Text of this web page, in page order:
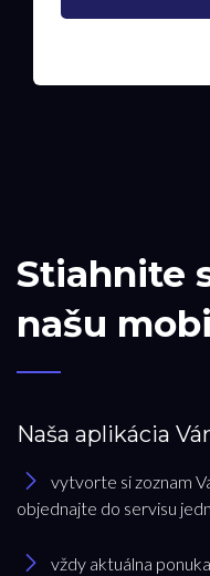
Stiahnite
našu
Naša aplikácia
vytvorte si zoznam
objednajte do servisu
vždy aktuálna